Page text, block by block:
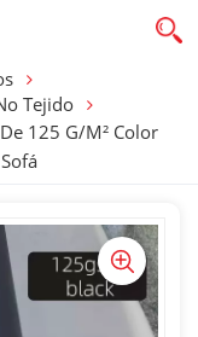
Tejido
125 G/m² Color